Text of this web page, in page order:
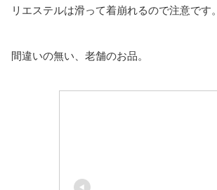
リエステルは滑って着崩れるので注意です。
間違いの無い、老舗のお品。